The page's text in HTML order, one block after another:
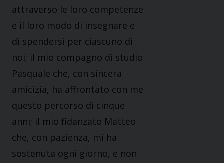
attraverso le loro competenze
e il loro modo di insegnare e
di spendersi per ciascuno di
noi; il mio compagno di studio
Pasquale che, con sincera
amicizia, ha affrontato con me
questo percorso di cinque
anni; il mio fidanzato Matteo
che, con pazienza, mi ha
sostenuta ogni giorno, e non